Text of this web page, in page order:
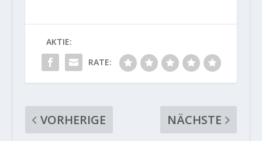
AKTIE:
RATE:
VORHERIGE
NÄCHSTE